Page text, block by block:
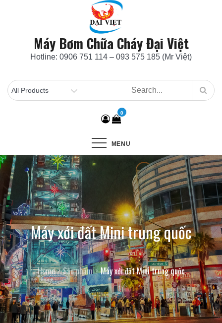
Máy Bơm Chữa Cháy Đại Việt
Hotline: 0906 751 114 – 093 575 185 (Mr Việt)
0
MENU
Máy xới đất Mini trung quốc
Home Sản phẩm Máy xới đất Mini trung quốc